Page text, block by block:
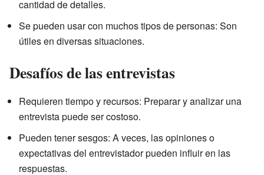
cantidad de detalles.
Se pueden usar con muchos tipos de personas: Son
útiles en diversas situaciones.
Desafíos de las entrevistas
Requieren tiempo y recursos: Preparar y analizar una
entrevista puede ser costoso.
Pueden tener sesgos: A veces, las opiniones o
expectativas del entrevistador pueden influir en las
respuestas.